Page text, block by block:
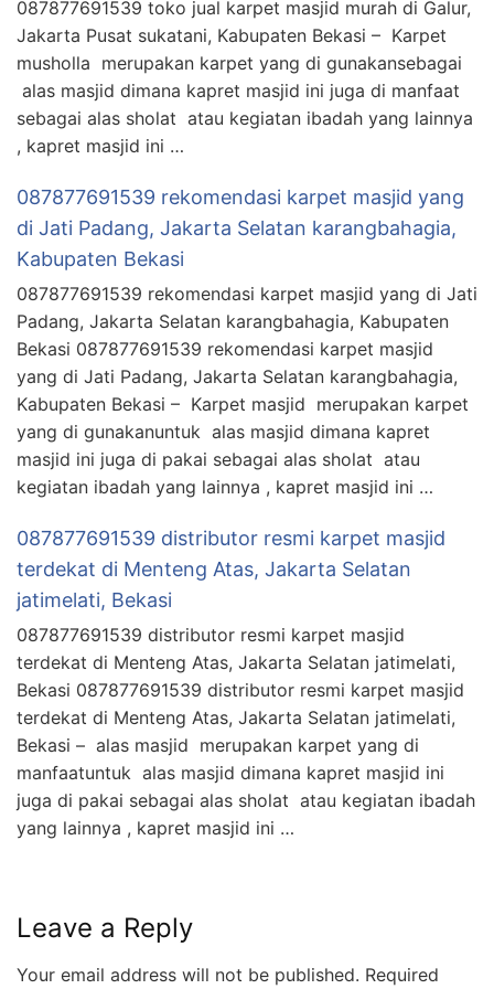
087877691539 toko jual karpet masjid murah di Galur,
Jakarta Pusat sukatani, Kabupaten Bekasi – Karpet
musholla merupakan karpet yang di gunakansebagai
alas masjid dimana kapret masjid ini juga di manfaat
sebagai alas sholat atau kegiatan ibadah yang lainnya
, kapret masjid ini …
087877691539 rekomendasi karpet masjid yang
di Jati Padang, Jakarta Selatan karangbahagia,
Kabupaten Bekasi
087877691539 rekomendasi karpet masjid yang di Jati
Padang, Jakarta Selatan karangbahagia, Kabupaten
Bekasi 087877691539 rekomendasi karpet masjid
yang di Jati Padang, Jakarta Selatan karangbahagia,
Kabupaten Bekasi – Karpet masjid merupakan karpet
yang di gunakanuntuk alas masjid dimana kapret
masjid ini juga di pakai sebagai alas sholat atau
kegiatan ibadah yang lainnya , kapret masjid ini …
087877691539 distributor resmi karpet masjid
terdekat di Menteng Atas, Jakarta Selatan
jatimelati, Bekasi
087877691539 distributor resmi karpet masjid
terdekat di Menteng Atas, Jakarta Selatan jatimelati,
Bekasi 087877691539 distributor resmi karpet masjid
terdekat di Menteng Atas, Jakarta Selatan jatimelati,
Bekasi – alas masjid merupakan karpet yang di
manfaatuntuk alas masjid dimana kapret masjid ini
juga di pakai sebagai alas sholat atau kegiatan ibadah
yang lainnya , kapret masjid ini …
Leave a Reply
Your email address will not be published. Required